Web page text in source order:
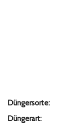
Düngersorte:
Düngerart: